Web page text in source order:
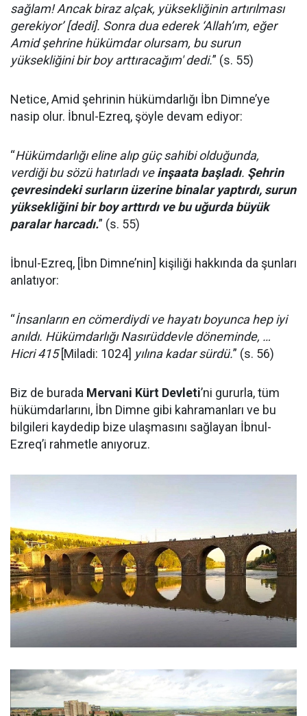
sağlam! Ancak biraz alçak, yüksekliğinin artırılması
gerekiyor’ [dedi]. Sonra dua ederek ‘Allah’ım, eğer
Amid şehrine hükümdar olursam, bu surun
yüksekliğini bir boy arttıracağım' dedi.” (s. 55)
Netice, Amid şehrinin hükümdarlığı İbn Dimne’ye
nasip olur. İbnul-Ezreq, şöyle devam ediyor:
“Hükümdarlığı eline alıp güç sahibi olduğunda,
verdiği bu sözü hatırladı veinşaata başladı. Şehrin
çevresindeki surların üzerine binalar yaptırdı, surun
yüksekliğini bir boy arttırdı ve bu uğurda büyük
paralar harcadı.” (s. 55)
İbnul-Ezreq, [İbn Dimne’nin] kişiliği hakkında da şunları
anlatıyor:
“İnsanların en cömerdiydi ve hayatı boyunca hep iyi
anıldı. Hükümdarlığı Nasırüddevle döneminde, …
Hicri 415[Miladi: 1024] yılına kadar sürdü.” (s. 56)
Biz de burada Mervani Kürt Devleti’ni gururla, tüm
hükümdarlarını, İbn Dimne gibi kahramanları ve bu
bilgileri kaydedip bize ulaşmasını sağlayan İbnul-
Ezreq’i rahmetle anıyoruz.